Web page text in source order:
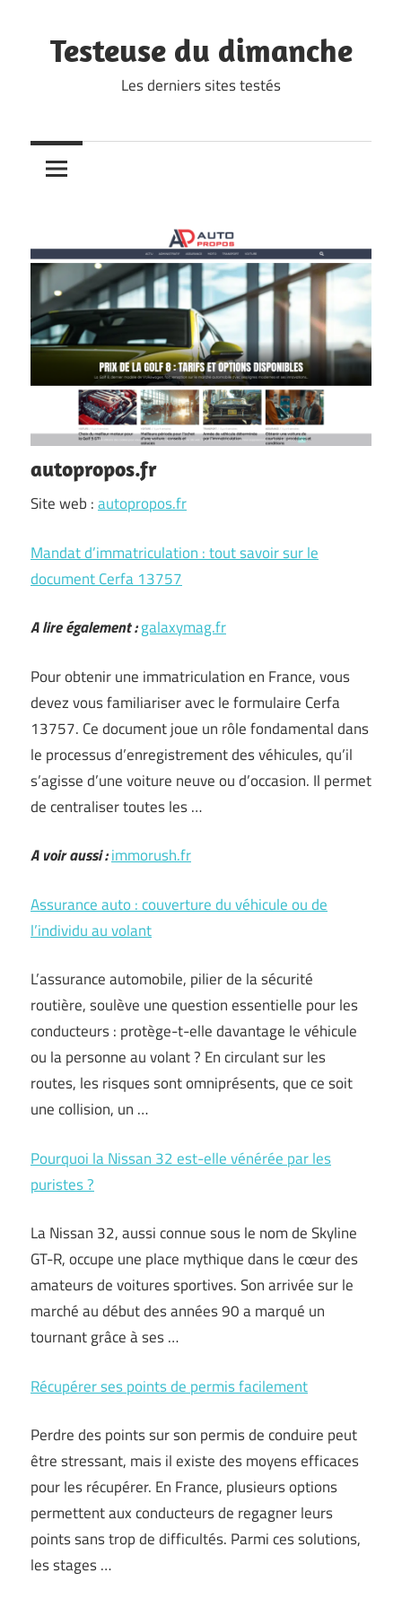
content
Testeuse du dimanche
Les derniers sites testés
autopropos.fr
Site web :autopropos.fr
Mandat d’immatriculation : tout savoir sur le
document Cerfa 13757
A lire également :galaxymag.fr
Pour obtenir une immatriculation en France, vous
devez vous familiariser avec le formulaire Cerfa
13757. Ce document joue un rôle fondamental dans
le processus d’enregistrement des véhicules, qu’il
s’agisse d’une voiture neuve ou d’occasion. Il permet
de centraliser toutes les …
A voir aussi :immorush.fr
Assurance auto : couverture du véhicule ou de
l’individu au volant
L’assurance automobile, pilier de la sécurité
routière, soulève une question essentielle pour les
conducteurs : protège-t-elle davantage le véhicule
ou la personne au volant ? En circulant sur les
routes, les risques sont omniprésents, que ce soit
une collision, un …
Pourquoi la Nissan 32 est-elle vénérée par les
puristes ?
La Nissan 32, aussi connue sous le nom de Skyline
GT-R, occupe une place mythique dans le cœur des
amateurs de voitures sportives. Son arrivée sur le
marché au début des années 90 a marqué un
tournant grâce à ses …
Récupérer ses points de permis facilement
Perdre des points sur son permis de conduire peut
être stressant, mais il existe des moyens efficaces
pour les récupérer. En France, plusieurs options
permettent aux conducteurs de regagner leurs
points sans trop de difficultés. Parmi ces solutions,
les stages …